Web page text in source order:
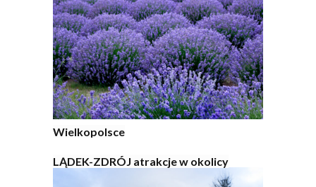
Wielkopolsce
LĄDEK-ZDRÓJ atrakcje w okolicy